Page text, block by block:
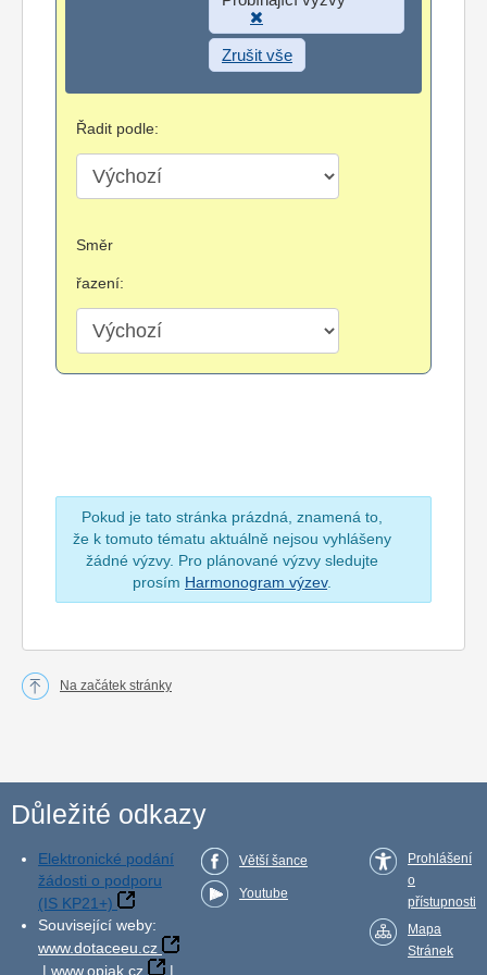
Zrušit vše
Řadit podle:
Směr
řazení:
Pokud je tato stránka prázdná, znamená to,
že k tomuto tématu aktuálně nejsou vyhlášeny
žádné výzvy. Pro plánované výzvy sledujte
prosím Harmonogram výzev.
Na začátek stránky
Důležité odkazy
Elektronické podání
žádosti o podporu
(IS KP21+)
Související weby:
www.dotaceeu.cz
| www.opjak.cz |
Větší šance
Youtube
Prohlášení
o
přístupnosti
Mapa
Stránek